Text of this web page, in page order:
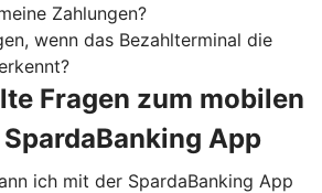
Zahlungen?
wenn das Bezahlterminal die
Fragen zum mobilen
App
ich mit der SpardaBanking App